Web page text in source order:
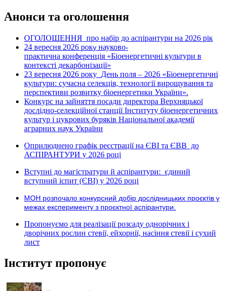
Анонси та оголошення
ОГОЛОШЕННЯ про набір до аспірантури на 2026 рік
24 вересня 2026 року науково-
практична конференція «Біоенергетичні культури в
контексті декарбонізації»
23 вересня 2026 року День поля – 2026 «Біоенергетичні
культури: сучасна селекція, технології вирощування та
перспективи розвитку біоенергетики України».
Конкурс на зайняття посади директора Верхняцької
дослідно-селекційної станції Інституту біоенергетичних
культур і цукрових буряків Національної академії
аграрних наук України
Оприлюднено графік реєстрації на ЄВІ та ЄВВ до
АСПІРАНТУРИ у 2026 році
Вступні до магістратури й аспірантури: єдиний
вступний іспит (ЄВІ) у 2026 році
МОН розпочало конкурсний добір дослідницьких проєктів у
межах експерименту з проєктної аспірантури.
Пропонуємо для реалізації розсаду однорічних і
дворічних рослин стевії, ейхорнії, насіння стевії і сухий
лист
Інститут пропонує